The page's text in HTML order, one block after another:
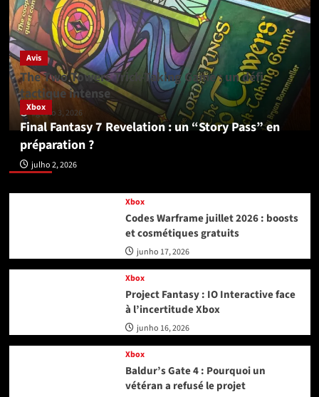
Avis
The Two Towers Trick-Taking Game : un défi
tactique intense
agosto 3, 2026
Xbox
Xbox
Final Fantasy 7 Revelation : un “Story Pass” en
préparation ?
julho 2, 2026
Xbox
Codes Warframe juillet 2026 : boosts
et cosmétiques gratuits
junho 17, 2026
Xbox
Project Fantasy : IO Interactive face
à l’incertitude Xbox
junho 16, 2026
Xbox
Baldur’s Gate 4 : Pourquoi un
vétéran a refusé le projet